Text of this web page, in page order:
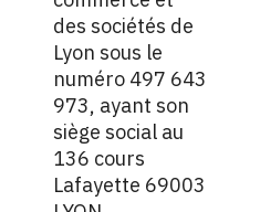
des sociétés de
Lyon sous le
numéro 497 643
973, ayant son
siège social au
136 cours
Lafayette 69003